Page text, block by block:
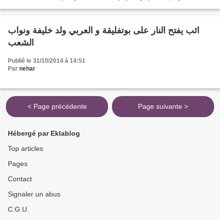
ائب يفتح النار على بوتفليقة و العربي ولد خليفة ونواب
الشعب
Publié le 31/10/2014 à 14:51
Par nehar
< Page précédente Page suivante >
Hébergé par Eklablog
Top articles
Pages
Contact
Signaler un abus
C.G.U.